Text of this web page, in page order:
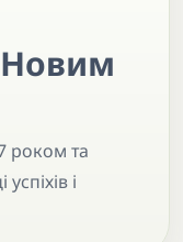
роком та
і